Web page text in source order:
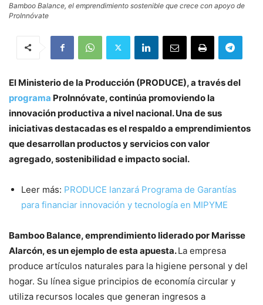
Bamboo Balance, el emprendimiento sostenible que crece con apoyo de
ProInnóvate
El Ministerio de la Producción (PRODUCE), a través del
programa ProInnóvate, continúa promoviendo la
innovación productiva a nivel nacional. Una de sus
iniciativas destacadas es el respaldo a emprendimientos
que desarrollan productos y servicios con valor
agregado, sostenibilidad e impacto social.
Leer más: PRODUCE lanzará Programa de Garantías
para financiar innovación y tecnología en MIPYME
Bamboo Balance, emprendimiento liderado por Marisse
Alarcón, es un ejemplo de esta apuesta.La empresa
produce artículos naturales para la higiene personal y del
hogar. Su línea sigue principios de economía circular y
utiliza recursos locales que generan ingresos a